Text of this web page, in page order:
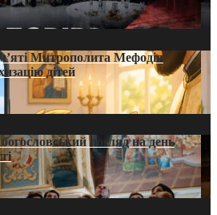
Митрополита Мефодія
дітей
погляд на день